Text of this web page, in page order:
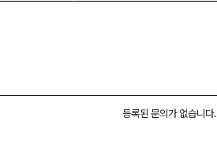
등록된 문의가 없습니다.